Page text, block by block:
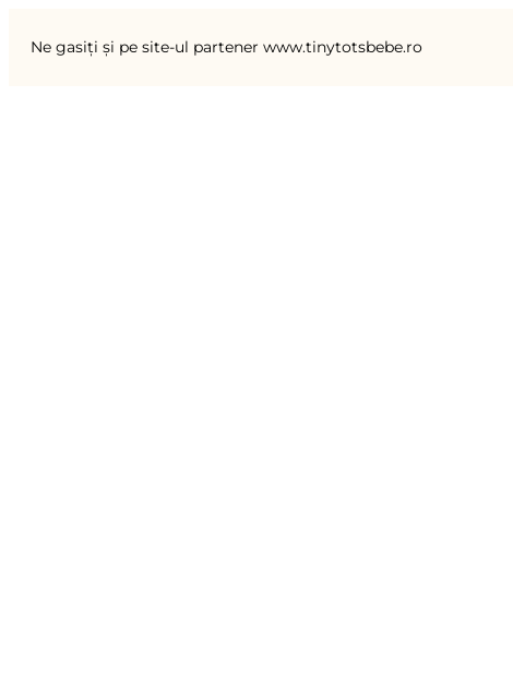
Ne gasiți și pe site-ul partener www.tinytotsbebe.ro